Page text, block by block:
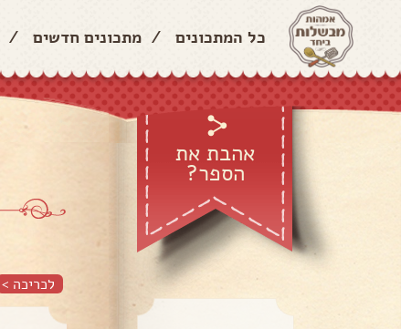
כל המתכונים / מתכונים חדשים /
אהבת את
הספר?
לכריכה >